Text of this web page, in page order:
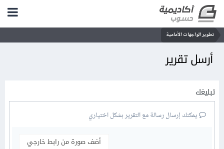
تطوير الواجهات الأمامية
أرسل تقرير
تبليغك
يمكنك إرسال رسالة مع التقرير بشكل اختياري
أضف صورة من رابط خارجي